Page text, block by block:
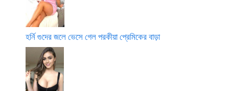
হর্নি গুদের জলে ভেসে গেল পরকীয়া প্রেমিকের বাড়া